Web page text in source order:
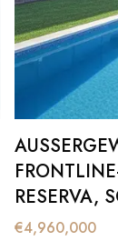
RONTLINE-
ESERVA,
M BAU (CA.
€4,960,000